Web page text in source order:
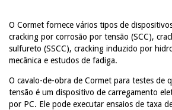
O Cormet fornece vários tipos de
cracking por corrosão por tensão (SCC),
sulfureto (SSCC), cracking induzido por
mecânica e estudos de fadiga.
O cavalo-de-obra de Cormet para testes de
tensão é um dispositivo de carregamento
por PC. Ele pode executar ensaios de taxa